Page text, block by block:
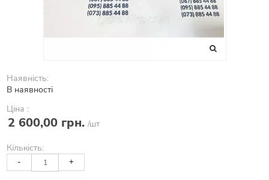
Наявність:
В наявності
Ціна :
2 600,00 грн. /шт
Кількість:
- +